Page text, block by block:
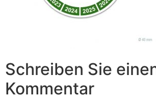
Schreiben Sie
Kommentar